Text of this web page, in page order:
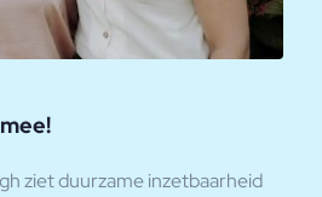
ziet duurzame inzetbaarheid